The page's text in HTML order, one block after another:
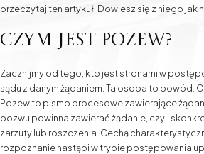
przeczytaj ten artykuł. Dowiesz się z niego
Czym jest pozew?
Zacznijmy od tego, kto jest stronami w
sądu z danym żądaniem. Ta osoba to
Pozew to pismo procesowe zawierające
pozwu powinna zawierać żądanie, czyli
zarzuty lub roszczenia. Cechą
rozpoznanie nastąpi w trybie postępowania